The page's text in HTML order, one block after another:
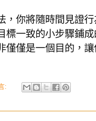
，你將隨時間見證
標一致的小步驟鋪
僅僅是一個目的，
: